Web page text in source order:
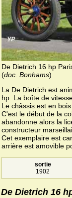
De Dietrich 16 hp
(doc. Bonhams)
La De Dietrich est
hp. La boîte de
Le châssis est en
C'est le début de la
abandonne alors la
constructeur
Cet exemplaire est
arrière est amovible
sortie
1902
De Dietrich 16